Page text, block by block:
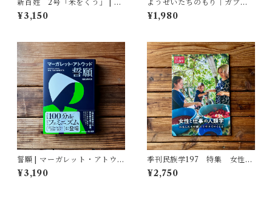
新百姓 2号「米をくう」 | 一
般社団法人新百姓(編集)
¥3,150
ようせいたちのもり｜ガブリ
エーレ・クリーマ, さとう なな
こ訳
¥1,980
誓願 | マーガレット・アトウッ
ド, 鴻巣 友季子(翻訳)
¥3,190
季刊民族学197 特集 女性と
仕事の人類学：わたしたちが
働いて生きていくこと
¥2,750